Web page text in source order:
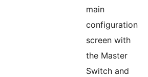
main
configuration
screen with
the Master
Switch and